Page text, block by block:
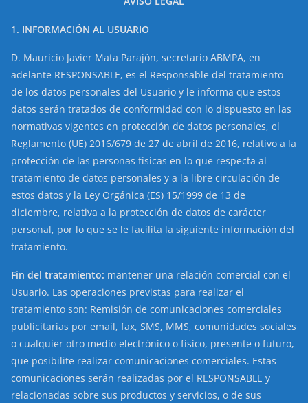
1. INFORMACIÓN AL USUARIO
D. Mauricio Javier Mata Parajón, secretario ABMPA, en
adelante RESPONSABLE, es el Responsable del tratamiento
de los datos personales del Usuario y le informa que estos
datos serán tratados de conformidad con lo dispuesto en las
normativas vigentes en protección de datos personales, el
Reglamento (UE) 2016/679 de 27 de abril de 2016, relativo a la
protección de las personas físicas en lo que respecta al
tratamiento de datos personales y a la libre circulación de
estos datos y la Ley Orgánica (ES) 15/1999 de 13 de
diciembre, relativa a la protección de datos de carácter
personal, por lo que se le facilita la siguiente información del
tratamiento.
Fin del tratamiento: mantener una relación comercial con el
Usuario. Las operaciones previstas para realizar el
tratamiento son: Remisión de comunicaciones comerciales
publicitarias por email, fax, SMS, MMS, comunidades sociales
o cualquier otro medio electrónico o físico, presente o futuro,
que posibilite realizar comunicaciones comerciales. Estas
comunicaciones serán realizadas por el RESPONSABLE y
relacionadas sobre sus productos y servicios, o de sus